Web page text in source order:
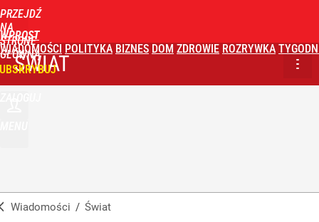
PRZEJDŹ
NA
STRONĘ
GŁÓWNĄ
WPROST
WIADOMOŚCI POLITYKA BIZNES DOM ZDROWIE ROZRYWKA
ŚWIAT
Wiadomości / Świat